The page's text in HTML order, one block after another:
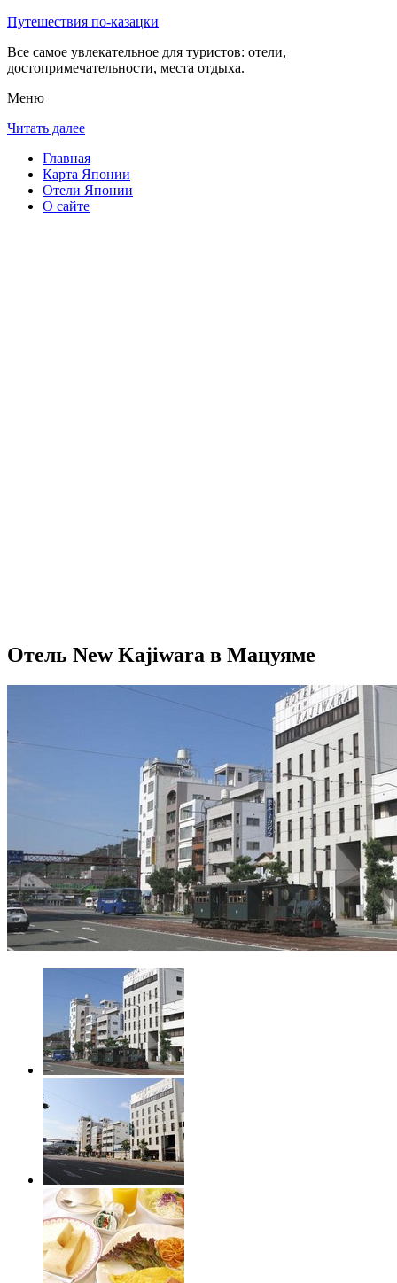
Путешествия по-казацки
Все самое увлекательное для туристов: отели,
достопримечательности, места отдыха.
Меню
Читать далее
Главная
Карта Японии
Отели Японии
О сайте
Отель New Kajiwara в Мацуяме